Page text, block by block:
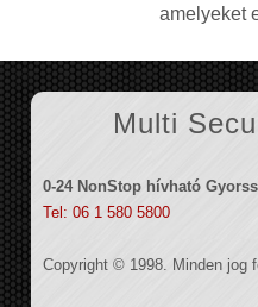
amelyeket
Multi
0-24 NonStop hívható
Tel: 06 1 580 5800
Copyright © 1998. Minden jog